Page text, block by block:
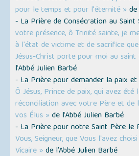
pour le temps et pour l'éternité »
- La Prière de Consécration au Saint
votre présence, ô Trinité sainte, je
à l'état de victime et de sacrifice
Jésus-Christ porte pour moi au saint
l’Abbé Julien Barbé
- La Prière pour demander la paix et
Ô Jésus, Prince de paix, qui avez
réconciliation avec votre Père et de
vos Élus » de l’Abbé Julien Barbé
- La Prière pour notre Saint Père le
Vous, Seigneur, que Vous l'avez
Vicaire » de l’Abbé Julien Barbé